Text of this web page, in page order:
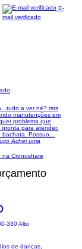
E-
mail verificado
a ver né? rsrs
manutenções em
problema que
para atender.
Possuo...
Achei uma
na Cronoshare
330 Alto
de danças,